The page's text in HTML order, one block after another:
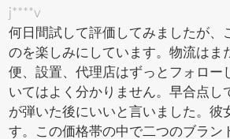
j****v
何日間試して評価してみましたが、
のを楽しみにしています。物流はま
便、設置、代理店はずっとフォロー
いてはよく分かりません。早合点し
が弾いた後にいいと言いました。彼
す。この価格帯の中で二つのブラン